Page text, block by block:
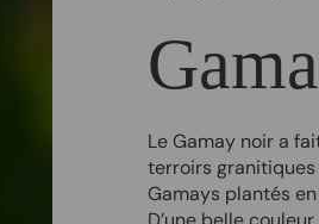
Le Gamay noir a
terroirs granitiques
Gamays plantés